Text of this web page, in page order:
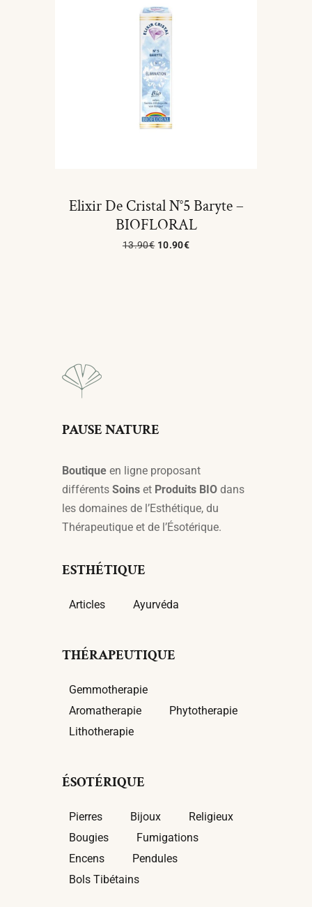
Elixir De Cristal N°5 Baryte –
BIOFLORAL
13.90€ 10.90€
PAUSE NATURE
Boutique en ligne proposant
différents Soins et Produits BIO dans
les domaines de l’Esthétique, du
Thérapeutique et de l’Ésotérique.
ESTHÉTIQUE
Articles Ayurvéda
THÉRAPEUTIQUE
Gemmotherapie
Aromatherapie
Phytotherapie
Lithotherapie
ÉSOTÉRIQUE
Pierres Bijoux
Religieux
Bougies
Fumigations
Encens
Pendules
Bols Tibétains